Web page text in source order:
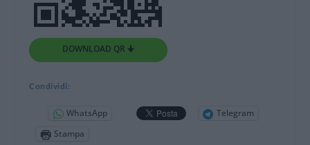
DOWNLOAD QR 🠋
Condividi:
WhatsApp
Telegram
Stampa